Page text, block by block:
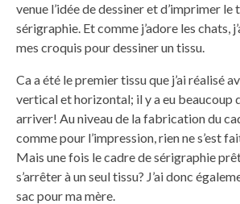
venue l’idée de dessiner et d’imprimer le
sérigraphie. Et comme j’adore les chats,
mes croquis pour dessiner un tissu.
Ca a été le premier tissu que j’ai réalisé
vertical et horizontal; il y a eu beaucoup
arriver! Au niveau de la fabrication du
comme pour l’impression, rien ne s’est
Mais une fois le cadre de sérigraphie
s’arrêter à un seul tissu? J’ai donc
sac pour ma mère.